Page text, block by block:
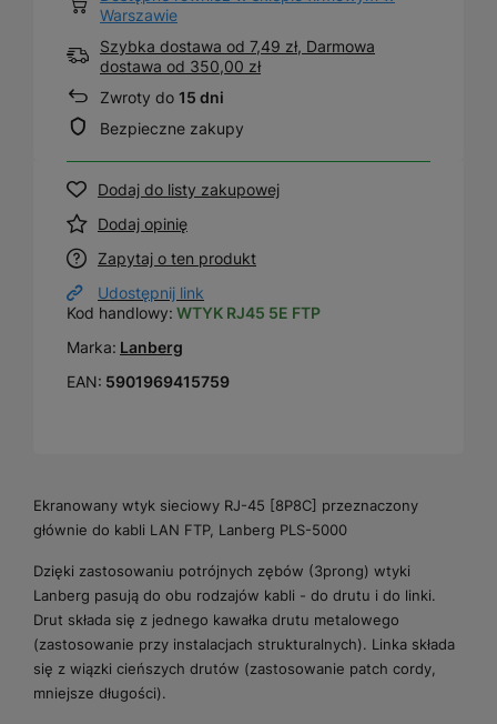
Warszawie
Szybka dostawa od 7,49 zł, Darmowa
dostawa od 350,00 zł
Zwroty do 15 dni
Bezpieczne zakupy
Dodaj do listy zakupowej
Dodaj opinię
Zapytaj o ten produkt
Udostępnij link
Kod handlowy: WTYK RJ45 5E FTP
Marka: Lanberg
EAN: 5901969415759
Ekranowany wtyk sieciowy RJ-45 [8P8C] przeznaczony
głównie do kabli LAN FTP, Lanberg PLS-5000
Dzięki zastosowaniu potrójnych zębów (3prong) wtyki
Lanberg pasują do obu rodzajów kabli - do drutu i do linki.
Drut składa się z jednego kawałka drutu metalowego
(zastosowanie przy instalacjach strukturalnych). Linka składa
się z wiązki cieńszych drutów (zastosowanie patch cordy,
mniejsze długości).